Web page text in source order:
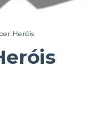
Heróis